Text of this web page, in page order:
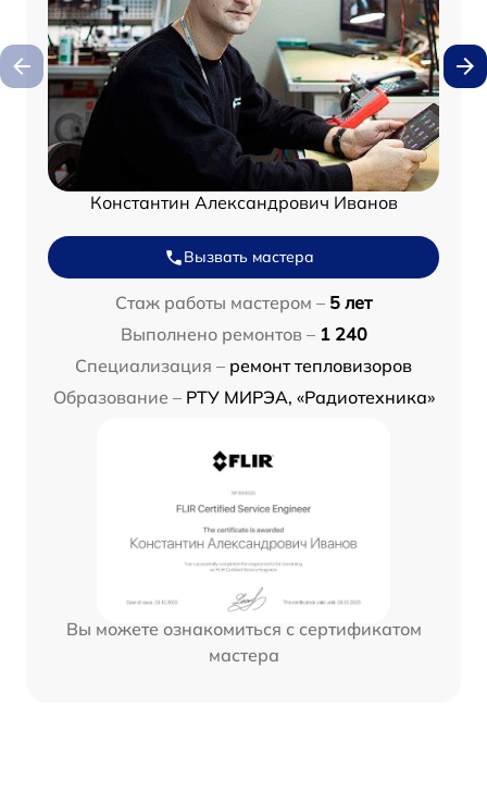
Константин Александрович Иванов
Вызвать мастера
Стаж работы мастером – 5 лет
Выполнено ремонтов – 1 240
Специализация – ремонт тепловизоров
Образование – РТУ МИРЭА, «Радиотехника»
Вы можете ознакомиться с сертификатом
мастера